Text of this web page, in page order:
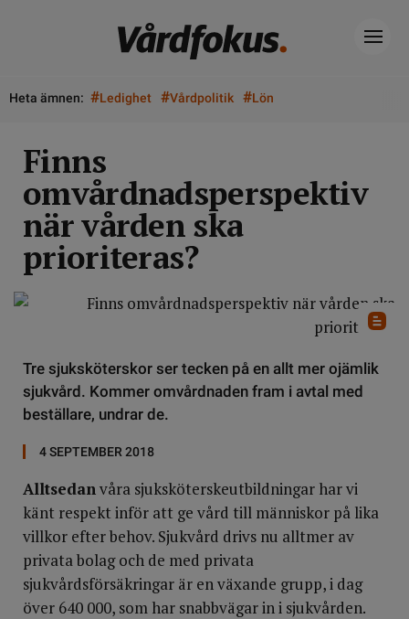
Heta ämnen: #Ledighet #Vårdpolitik #Lön
Finns
omvårdnadsperspektiv
när vården ska
prioriteras?
Tre sjuksköterskor ser tecken på en allt mer ojämlik
sjukvård. Kommer omvårdnaden fram i avtal med
beställare, undrar de.
4 SEPTEMBER 2018
Alltsedanvåra sjuksköterskeutbildningar har vi
känt respekt inför att ge vård till människor på lika
villkor efter behov. Sjukvård drivs nu alltmer av
privata bolag och de med privata
sjukvårdsförsäkringar är en växande grupp, i dag
över 640 000, som har snabbvägar in i sjukvården.